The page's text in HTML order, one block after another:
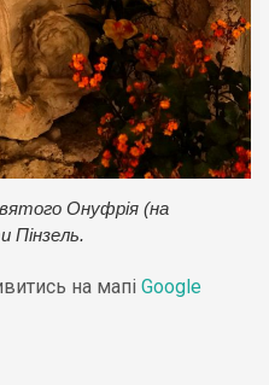
Онуфрія (на
на мапі Google